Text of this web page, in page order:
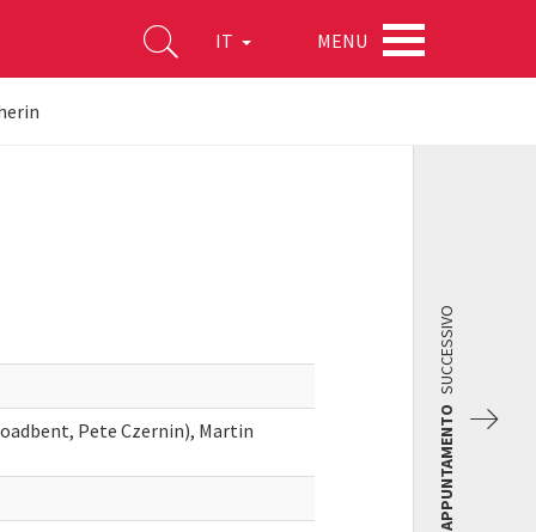
IT MENU
Pete Czernin), Martin APPUNTAMENTO
SUCCESSIVO